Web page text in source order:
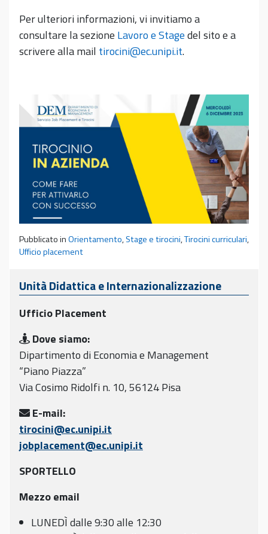
Per ulteriori informazioni, vi invitiamo a
consultare la sezione Lavoro e Stagedel sito e a
scrivere alla mail tirocini@ec.unipi.it.
Pubblicato inOrientamento,Stage e tirocini,Tirocini curriculari,
Ufficio placement
Unità Didattica e Internazionalizzazione
Ufficio Placement
Dove siamo:
Dipartimento di Economia e Management
“Piano Piazza”
Via Cosimo Ridolfi n. 10, 56124 Pisa
E-mail:
tirocini@ec.unipi.it
jobplacement@ec.unipi.it
SPORTELLO
Mezzo email
LUNEDÌ dalle 9:30 alle 12:30